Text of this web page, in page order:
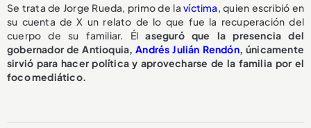
Se trata de Jorge Rueda, primo de lavíctima, quien escribió en
su cuenta de X un relato de lo que fue la recuperación del
cuerpo de su familiar. Élaseguró que la presencia del
gobernador de Antioquia,Andrés Julián Rendón, únicamente
sirvió para hacer política y aprovecharse de la familia por el
foco mediático.